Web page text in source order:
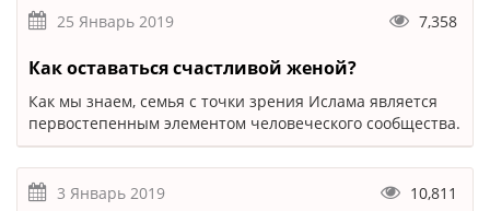
25 Январь 2019 7,358
Как оставаться счастливой женой?
Как мы знаем, семья с точки зрения Ислама является
первостепенным элементом человеческого сообщества.
3 Январь 2019 10,811